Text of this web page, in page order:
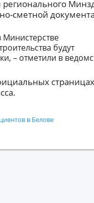
сметной
Министерстве
будут
– отметили в
страницах
в Белове